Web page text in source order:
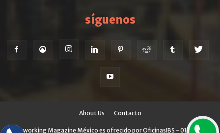
síguenos
About Us Contacto
© Coworking Magazine México es ofrecido por OficinasIBS - 01 800 700